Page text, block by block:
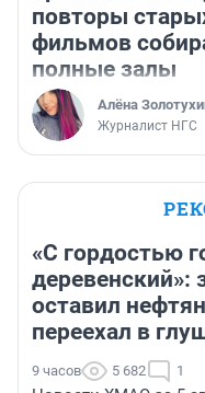
повторы
фильмов
полные залы
Алёна
Журналист НГС
«С гордостью
деревенский»:
оставил
переехал в
9 часов 5 682 1